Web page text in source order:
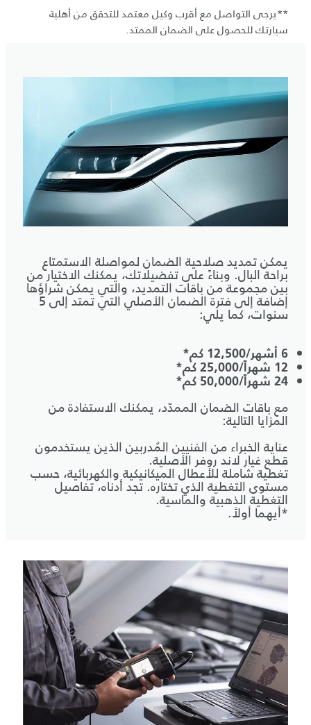
**يرجى التواصل مع أقرب وكيل معتمد للتحقق من أهلية
سيارتك للحصول على الضمان الممتد.
يمكن تمديد صلاحية الضمان لمواصلة الاستمتاع
براحة البال. وبناءً على تفضيلاتك، يمكنك الاختيار من
بين مجموعة من باقات التمديد، والتي يمكن شراؤها
إضافة إلى فترة الضمان الأصلي التي تمتد إلى 5
سنوات، كما يلي:
6 أشهر/12,500 كم*
12 شهراً/25,000 كم*
24 شهراً/50,000 كم*
مع باقات الضمان الممدّد، يمكنك الاستفادة من
المزايا التالية:
عناية الخبراء من الفنيين المُدربين الذين يستخدمون
قطع غيار لاند روفر الأصلية.
تغطية شاملة للأعطال الميكانيكية والكهربائية، حسب
مستوى التغطية الذي تختاره. تجد أدناه، تفاصيل
التغطية الذهبية والماسية.
*أيهما أولاً.